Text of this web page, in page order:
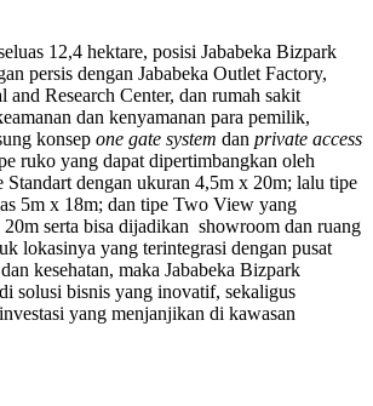
12,4 hektare, posisi Jababeka Bizpark
persis dengan Jababeka Outlet Factory,
Research Center, dan rumah sakit
dan kenyamanan para pemilik,
konsep one gate system dan private access
ruko yang dapat dipertimbangkan oleh
Standart dengan ukuran 4,5m x 20m; lalu tipe
5m x 18m; dan tipe Two View yang
serta bisa dijadikan showroom dan ruang
lokasinya yang terintegrasi dengan pusat
kesehatan, maka Jababeka Bizpark
solusi bisnis yang inovatif, sekaligus
yang menjanjikan di kawasan